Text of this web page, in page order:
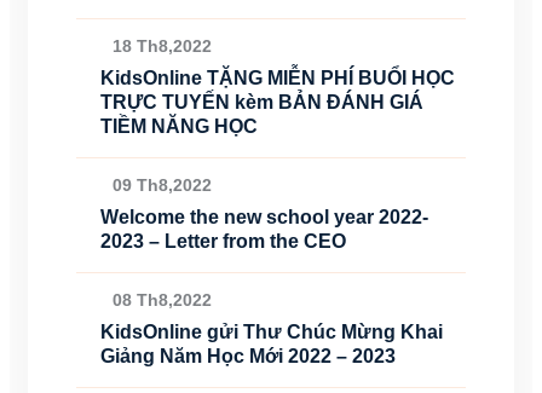
18 Th8,2022
KidsOnline TẶNG MIỄN PHÍ BUỔI HỌC
TRỰC TUYẾN kèm BẢN ĐÁNH GIÁ
TIỀM NĂNG HỌC
09 Th8,2022
Welcome the new school year 2022-
2023 – Letter from the CEO
08 Th8,2022
KidsOnline gửi Thư Chúc Mừng Khai
Giảng Năm Học Mới 2022 – 2023